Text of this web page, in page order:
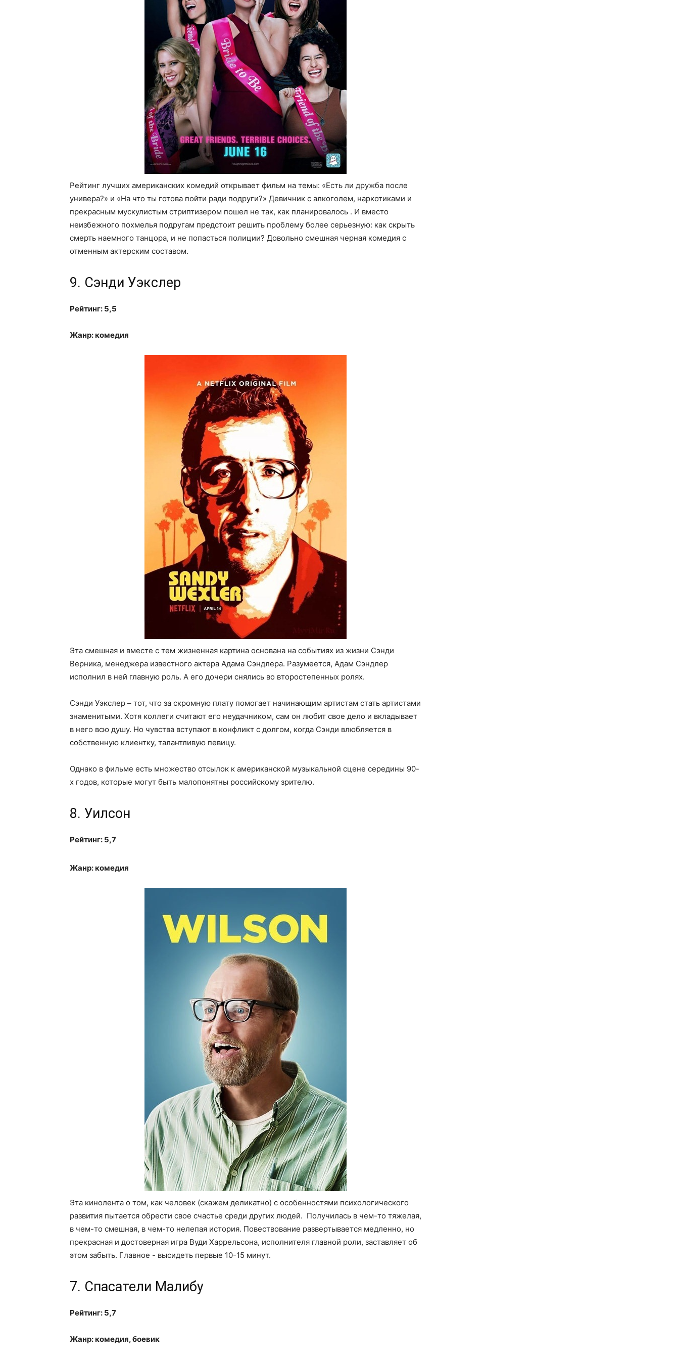
Рейтинг лучших американских комедий открывает фильм на темы: «Есть ли дружба после
универа?» и «На что ты готова пойти ради подруги?» Девичник с алкоголем, наркотиками и
прекрасным мускулистым стриптизером пошел не так, как планировалось . И вместо
неизбежного похмелья подругам предстоит решить проблему более серьезную: как скрыть
смерть наемного танцора, и не попасться полиции? Довольно смешная черная комедия с
отменным актерским составом.
9. Сэнди Уэкслер
Рейтинг: 5,5
Жанр: комедия
Эта смешная и вместе с тем жизненная картина основана на событиях из жизни Сэнди
Верника, менеджера известного актера Адама Сэндлера. Разумеется, Адам Сэндлер
исполнил в ней главную роль. А его дочери снялись во второстепенных ролях.
Сэнди Уэкслер – тот, что за скромную плату помогает начинающим артистам стать артистами
знаменитыми. Хотя коллеги считают его неудачником, сам он любит свое дело и вкладывает
в него всю душу. Но чувства вступают в конфликт с долгом, когда Сэнди влюбляется в
собственную клиентку, талантливую певицу.
Однако в фильме есть множество отсылок к американской музыкальной сцене середины 90-
х годов, которые могут быть малопонятны российскому зрителю.
8. Уилсон
Рейтинг: 5,7
Жанр: комедия
Эта кинолента о том, как человек (скажем деликатно) с особенностями психологического
развития пытается обрести свое счастье среди других людей. Получилась в чем-то тяжелая,
в чем-то смешная, в чем-то нелепая история. Повествование развертывается медленно, но
прекрасная и достоверная игра Вуди Харрельсона, исполнителя главной роли, заставляет об
этом забыть. Главное - высидеть первые 10-15 минут.
7. Спасатели Малибу
Рейтинг: 5,7
Жанр: комедия, боевик